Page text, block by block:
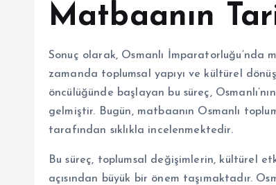
Matbaanın
Sonuç olarak, Osmanlı İmparatorluğu’nda
zamanda toplumsal yapıyı ve kültürel
öncülüğünde başlayan bu süreç,
gelmiştir. Bugün, matbaanın Osmanlı
tarafından sıklıkla incelenmektedir.
Bu süreç, toplumsal değişimlerin, kültürel
açısından büyük bir önem taşımaktadır.